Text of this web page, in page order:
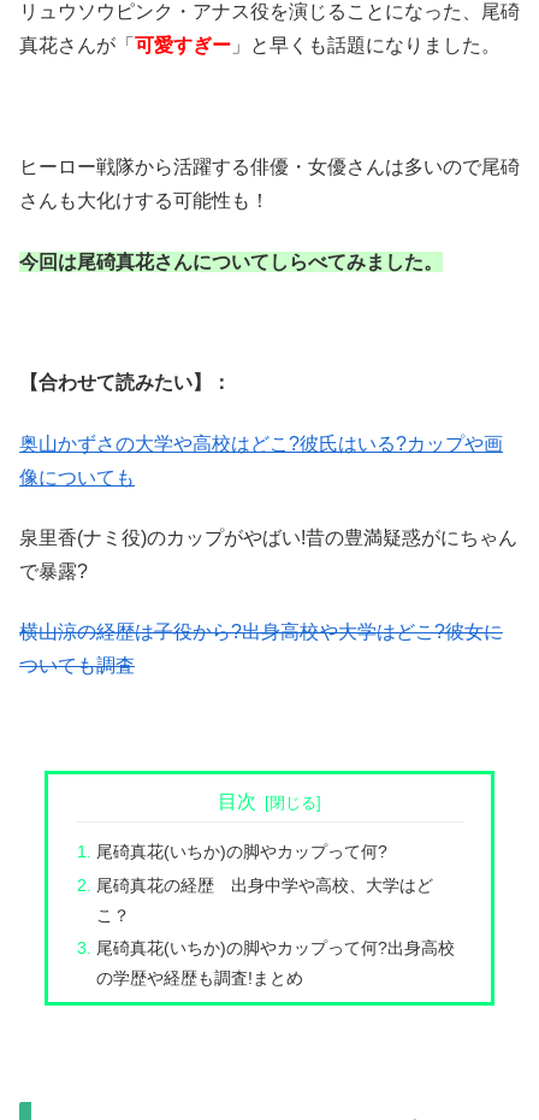
リュウソウピンク・アナス役を演じることになった、尾碕
真花さんが「 可愛すぎー 」と早くも話題になりました。
ヒーロー戦隊から活躍する俳優・女優さんは多いので尾碕
さんも大化けする可能性も！
今回は尾碕真花さんについてしらべてみました。
【合わせて読みたい】：
奥山かずさの大学や高校はどこ?彼氏はいる?カップや画
像についても
泉里香(ナミ役)のカップがやばい!昔の豊満疑惑がにちゃん
で暴露?
横山涼の経歴は子役から?出身高校や大学はどこ?彼女に
ついても調査
目次
尾碕真花(いちか)の脚やカップって何?
尾碕真花の経歴 出身中学や高校、大学はど
こ？
尾碕真花(いちか)の脚やカップって何?出身高校
の学歴や経歴も調査!まとめ